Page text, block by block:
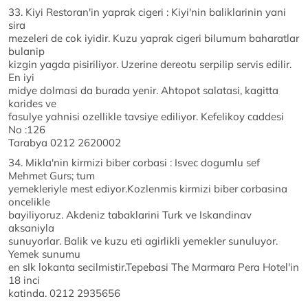
33. Kiyi Restoran'in yaprak cigeri : Kiyi'nin baliklarinin yani
sira
mezeleri de cok iyidir. Kuzu yaprak cigeri bilumum baharatlar
bulanip
kizgin yagda pisiriliyor. Uzerine dereotu serpilip servis edilir.
En iyi
midye dolmasi da burada yenir. Ahtopot salatasi, kagitta
karides ve
fasulye yahnisi ozellikle tavsiye ediliyor. Kefelikoy caddesi
No :126
Tarabya 0212 2620002
34. Mikla'nin kirmizi biber corbasi : Isvec dogumlu sef
Mehmet Gurs; tum
yemekleriyle mest ediyor.Kozlenmis kirmizi biber corbasina
oncelikle
bayiliyoruz. Akdeniz tabaklarini Turk ve Iskandinav
aksaniyla
sunuyorlar. Balik ve kuzu eti agirlikli yemekler sunuluyor.
Yemek sunumu
en sIk lokanta secilmistir.Tepebasi The Marmara Pera Hotel'in
18 inci
katinda. 0212 2935656